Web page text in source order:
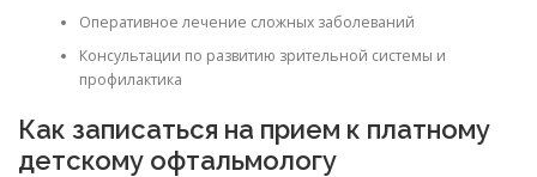
Оперативное лечение сложных заболеваний
Консультации по развитию зрительной системы и
профилактика
Как записаться на прием к платному
детскому офтальмологу